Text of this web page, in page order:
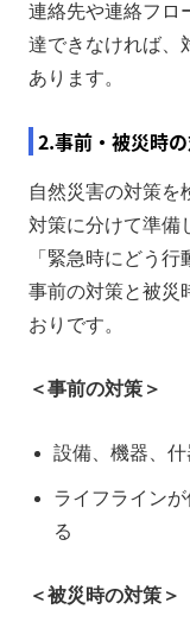
連絡先や連絡フロ
達できなければ、
あります。
2.事前・被災時
自然災害の対策を
対策に分けて準備
「緊急時にどう
事前の対策と被災
おりです。
＜事前の対策＞
設備、機器、
ライフライン
る
＜被災時の対策＞